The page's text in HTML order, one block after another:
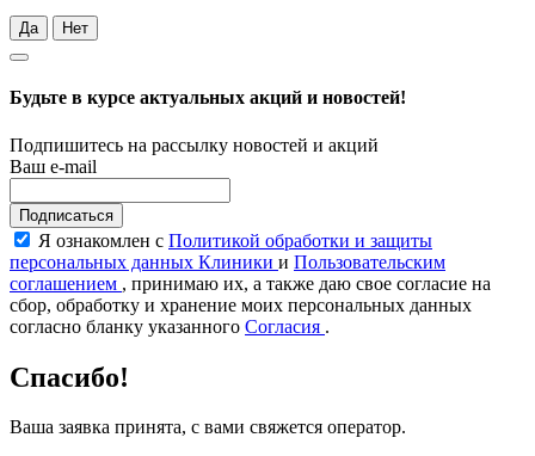
Да Нет
Будьте в курсе актуальных акций и новостей!
Подпишитесь на рассылку новостей и акций
Ваш e-mail
Подписаться
Я ознакомлен с Политикой обработки и защиты
персональных данных Клиники и Пользовательским
соглашением , принимаю их, а также даю свое согласие на
сбор, обработку и хранение моих персональных данных
согласно бланку указанного Согласия .
Спасибо!
Ваша заявка принята, с вами свяжется оператор.